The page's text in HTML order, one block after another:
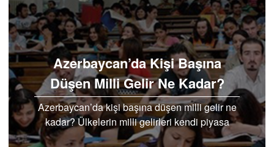
Azerbaycan’da Kişi Başına
Düşen Milli Gelir Ne Kadar?
Azerbaycan’da kişi başına düşen milli gelir ne
kadar? Ülkelerin milli gelirleri kendi piyasa
yapılarına göre şekillenmektedir. Milli gelir…